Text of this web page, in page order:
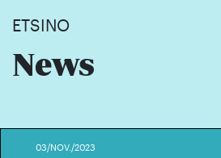
ETSINO
News
03/NOV./2023